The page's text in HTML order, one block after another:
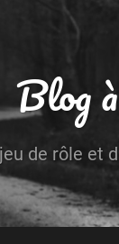
Blog
de rôle et